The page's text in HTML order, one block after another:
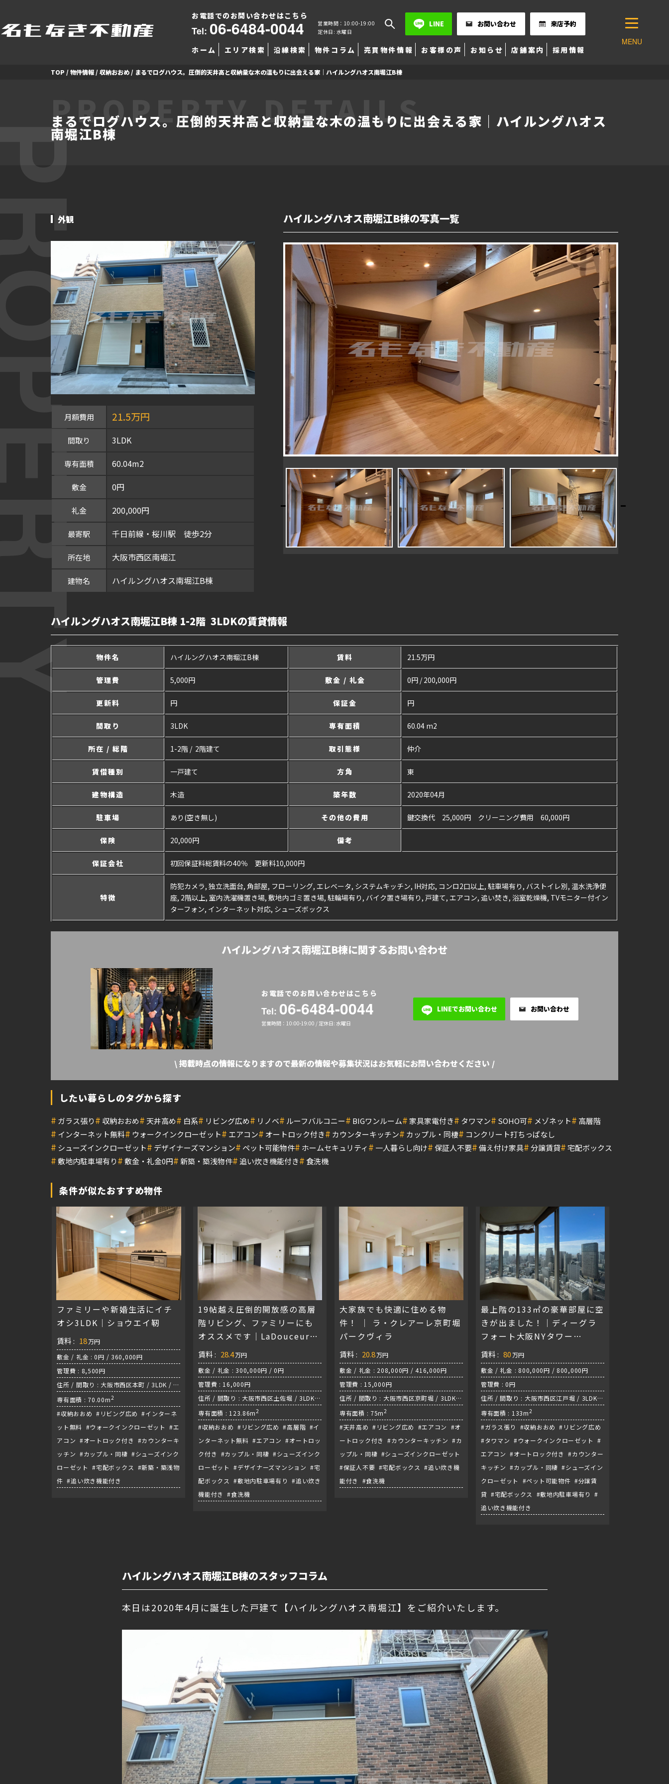
お電話でのお問い合わせはこちら
Tel: 06-6484-0044
営業時間：10:00-19:00
定休日: 水曜日
LINE お問い合わせ 来店予約
ホーム エリア検索 沿線検索 物件コラム 売買物件情報 お客様の声 お知らせ 店舗案内 採用情報
MENU
TOP / 物件情報 / 収納おおめ / まるでログハウス。圧倒的天井高と収納量な木の温もりに出会える家｜ハイルングハオス南堀江B棟
PROPERTY DETAILS
まるでログハウス。圧倒的天井高と収納量な木の温もりに出会える家｜ハイルングハオス
南堀江B棟
外観
月額費用 21.5万円
間取り 3LDK
専有面積 60.04m2
敷金 0円
礼金 200,000円
最寄駅 千日前線・桜川駅 徒歩2分
所在地 大阪市西区南堀江
建物名 ハイルングハオス南堀江B棟
ハイルングハオス南堀江B棟の写真一覧
ハイルングハオス南堀江B棟 1-2階 3LDKの賃貸情報
物件名 ハイルングハオス南堀江B棟 賃料 21.5万円
管理費 5,000円 敷金 / 礼金 0円 / 200,000円
更新料 円 保証金 円
間取り 3LDK 専有面積 60.04 m2
所在 / 総階 1-2階 / 2階建て 取引態様 仲介
賃借種別 一戸建て 方角 東
建物構造 木造 築年数 2020年04月
駐車場 あり(空き無し) その他の費用 鍵交換代 25,000円 クリーニング費用 60,000円
保険 20,000円 備考
保証会社 初回保証料総賃料の40％ 更新料10,000円
特徴
防犯カメラ, 独立洗面台, 角部屋, フローリング, エレベータ, システムキッチン, IH対応, コンロ2口以上, 駐車場有り, バストイレ別, 温水洗浄便
座, 2階以上, 室内洗濯機置き場, 敷地内ゴミ置き場, 駐輪場有り, バイク置き場有り, 戸建て, エアコン, 追い焚き, 浴室乾燥機, TVモニター付イン
ターフォン, インターネット対応, シューズボックス
ハイルングハオス南堀江B棟に関するお問い合わせ
お電話でのお問い合わせはこちら
Tel: 06-6484-0044
営業時間：10:00-19:00 / 定休日: 水曜日
LINEでお問い合わせ お問い合わせ
\ 掲載時点の情報になりますので最新の情報や募集状況はお気軽にお問い合わせください /
したい暮らしのタグから探す
# ガラス張り# 収納おおめ# 天井高め# 白系# リビング広め# リノベ# ルーフバルコニー# BIGワンルーム#家具家電付き# タワマン# SOHO可# メゾネット# 高層階
# インターネット無料# ウォークインクローゼット# エアコン# オートロック付き# カウンターキッチン# カップル・同棲# コンクリート打ちっぱなし
# シューズインクローゼット# デザイナーズマンション# ペット可能物件# ホームセキュリティ# 一人暮らし向け#保証人不要#備え付け家具#分譲賃貸#宅配ボックス
# 敷地内駐車場有り# 敷金・礼金0円#新築・築浅物件#追い炊き機能付き# 食洗機
条件が似たおすすめ物件
ファミリーや新婚生活にイチ
オシ3LDK｜ショウエイ靭
賃料 : 18万円
敷金 / 礼金 : 0円 / 360,000円
管理費 : 8,500円
住所 / 間取り : 大阪市西区本町 / 3LDK / 千
日前線『阿波座駅』
専有面積 : 70.00m2
#収納おおめ #リビング広め #インターネ
ット無料 #ウォークインクローゼット #エ
アコン #オートロック付き #カウンターキ
ッチン #カップル・同棲 #シューズインク
ローゼット #宅配ボックス #新築・築浅物
件 #追い炊き機能付き
19帖越え圧倒的開放感の高層
階リビング、ファミリーにも
オススメです｜LaDouceur中
之島
賃料 : 28.4万円
敷金 / 礼金 : 300,000円 / 0円
管理費 : 16,000円
住所 / 間取り : 大阪市西区土佐堀 / 3LDK /
中央線『阿波座駅』
専有面積 : 123.86m2
#収納おおめ #リビング広め #高層階 #イ
ンターネット無料 #エアコン #オートロッ
ク付き #カップル・同棲 #シューズインク
ローゼット #デザイナーズマンション #宅
配ボックス #敷地内駐車場有り #追い炊き
機能付き #食洗機
大家族でも快適に住める物
件！ │ ラ・クレアーレ京町堀
パークヴィラ
賃料 : 20.8万円
敷金 / 礼金 : 208,000円 / 416,000円
管理費 : 15,000円
住所 / 間取り : 大阪市西区京町堀 / 3LDK /
地下鉄四つ橋線『肥後橋駅』
専有面積 : 75m2
#天井高め #リビング広め #エアコン #オ
ートロック付き #カウンターキッチン #カ
ップル・同棲 #シューズインクローゼット
#保証人不要 #宅配ボックス #追い炊き機
能付き #食洗機
最上階の133㎡の豪華部屋に空
きが出ました！｜ディーグラ
フォート大阪NYタワー
HIGOBASHI
賃料 : 80万円
敷金 / 礼金 : 800,000円 / 800,000円
管理費 : 0円
住所 / 間取り : 大阪市西区江戸堀 / 3LDK /
四つ橋線『肥後橋駅』
専有面積 : 133m2
#ガラス張り #収納おおめ #リビング広め
#タワマン #ウォークインクローゼット #
エアコン #オートロック付き #カウンター
キッチン #カップル・同棲 #シューズイン
クローゼット #ペット可能物件 #分譲賃
貸 #宅配ボックス #敷地内駐車場有り #
追い炊き機能付き
ハイルングハオス南堀江B棟のスタッフコラム
本日は2020年4月に誕生した戸建て【ハイルングハオス南堀江】をご紹介いたします。